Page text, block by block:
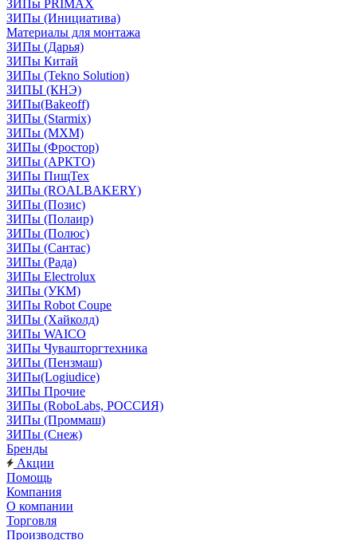
ЗИПы PRIMAX
ЗИПы (Инициатива)
Материалы для монтажа
ЗИПы (Дарья)
ЗИПы Китай
ЗИПы (Tekno Solution)
ЗИПЫ (КНЭ)
ЗИПы(Bakeoff)
ЗИПы (Starmix)
ЗИПы (МХМ)
ЗИПы (Фростор)
ЗИПы (АРКТО)
ЗИПы ПищТех
ЗИПы (ROALBAKERY)
ЗИПы (Позис)
ЗИПы (Полаир)
ЗИПы (Полюс)
ЗИПы (Сантас)
ЗИПы (Рада)
ЗИПы Electrolux
ЗИПы (УКМ)
ЗИПы Robot Coupe
ЗИПы (Хайколд)
ЗИПы WAICO
ЗИПы Чувашторгтехника
ЗИПы (Пензмаш)
ЗИПы(Logiudice)
ЗИПы Прочие
ЗИПы (RoboLabs, РОССИЯ)
ЗИПы (Проммаш)
ЗИПы (Снеж)
Бренды
Акции
Помощь
Компания
О компании
Торговля
Производство